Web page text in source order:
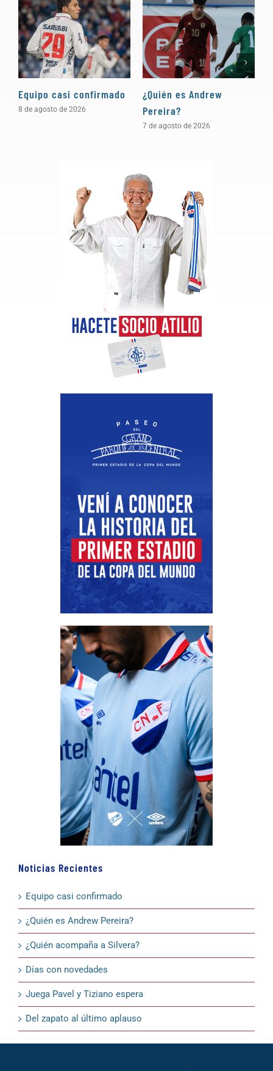
Equipo casi confirmado
8 de agosto de 2026
¿Quién es Andrew
Pereira?
7 de agosto de 2026
Noticias Recientes
Equipo casi confirmado
¿Quién es Andrew Pereira?
¿Quién acompaña a Silvera?
Días con novedades
Juega Pavel y Tiziano espera
Del zapato al último aplauso